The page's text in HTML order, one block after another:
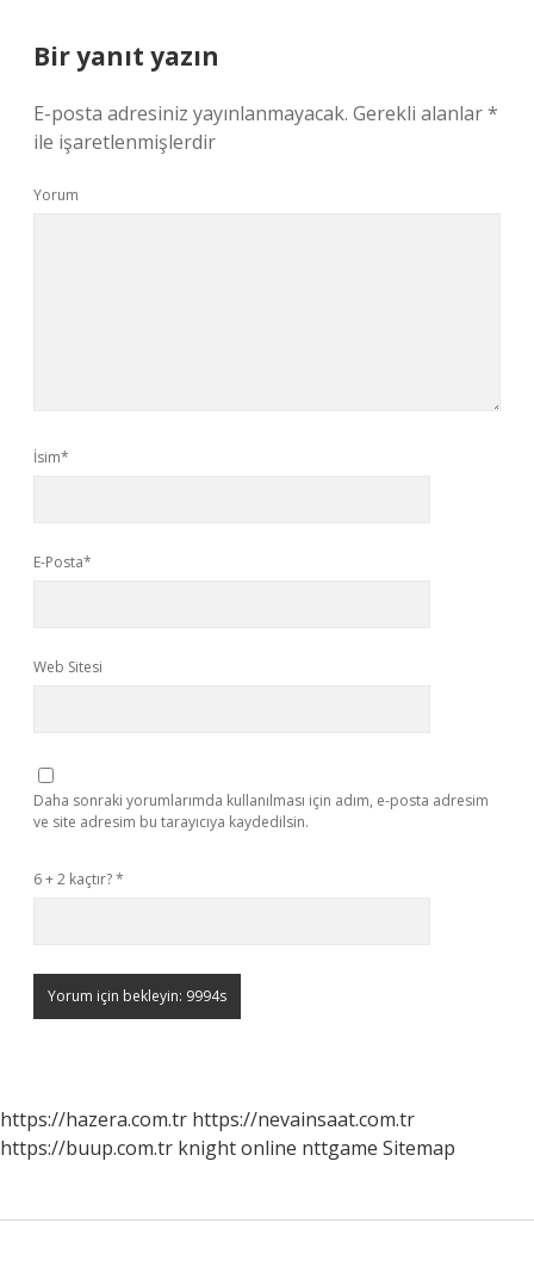
Bir yanıt yazın
E-posta adresiniz yayınlanmayacak. Gerekli alanlar*
ile işaretlenmişlerdir
Yorum
İsim*
E-Posta*
Web Sitesi
Daha sonraki yorumlarımda kullanılması için adım, e-posta adresim
ve site adresim bu tarayıcıya kaydedilsin.
6 + 2 kaçtır?*
https://hazera.com.tr https://nevainsaat.com.tr
https://buup.com.tr knight online nttgame Sitemap